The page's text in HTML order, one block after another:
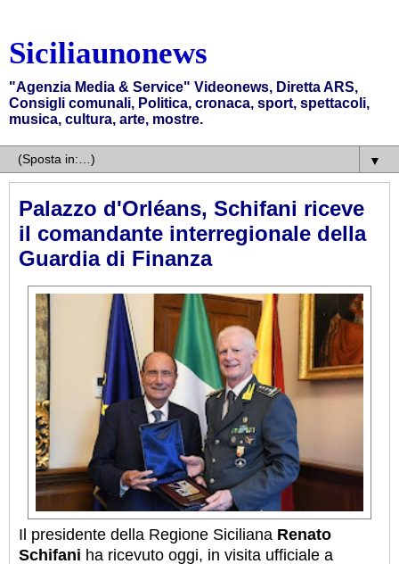
Siciliaunonews
"Agenzia Media & Service" Videonews, Diretta ARS,
Consigli comunali, Politica, cronaca, sport, spettacoli,
musica, cultura, arte, mostre.
▼
Palazzo d'Orléans, Schifani riceve
il comandante interregionale della
Guardia di Finanza
Il presidente della Regione Siciliana Renato
Schifani ha ricevuto oggi, in visita ufficiale a